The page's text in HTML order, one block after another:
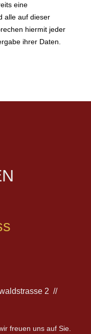
eine
alle auf dieser
hiermit jeder
ihrer Daten.
2 //
freuen uns auf Sie.